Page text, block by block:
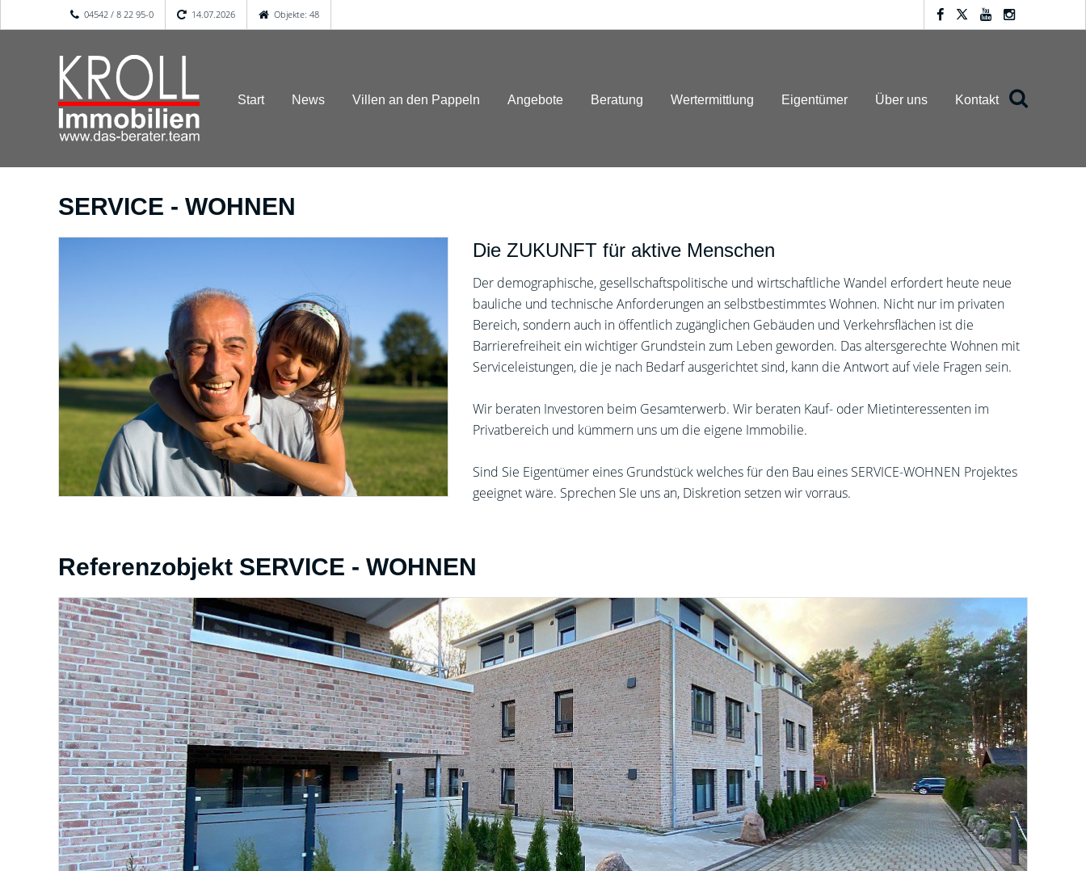
04542 / 8 22 95-0 14.07.2026 Objekte: 48
Start News Villen an den Pappeln Angebote Beratung Wertermittlung Eigentümer Über uns Kontakt
SERVICE - WOHNEN
Die ZUKUNFT für aktive Menschen
Der demographische, gesellschaftspolitische und wirtschaftliche Wandel erfordert heute neue
bauliche und technische Anforderungen an selbstbestimmtes Wohnen. Nicht nur im privaten
Bereich, sondern auch in öffentlich zugänglichen Gebäuden und Verkehrsflächen ist die
Barrierefreiheit ein wichtiger Grundstein zum Leben geworden. Das altersgerechte Wohnen mit
Serviceleistungen, die je nach Bedarf ausgerichtet sind, kann die Antwort auf viele Fragen sein.
Wir beraten Investoren beim Gesamterwerb. Wir beraten Kauf- oder Mietinteressenten im
Privatbereich und kümmern uns um die eigene Immobilie.
Sind Sie Eigentümer eines Grundstück welches für den Bau eines SERVICE-WOHNEN Projektes
geeignet wäre. Sprechen SIe uns an, Diskretion setzen wir vorraus.
Referenzobjekt SERVICE - WOHNEN